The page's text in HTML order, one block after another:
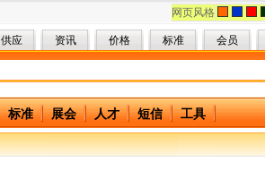
网页风格
供应 资讯 价格 标准 会员
标准 展会 人才 短信 工具